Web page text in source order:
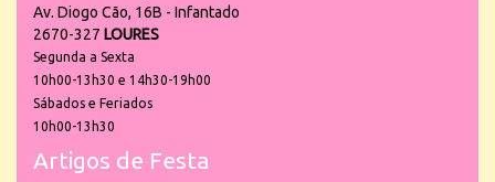
Av. Diogo Cão, 16B - Infantado
2670-327 LOURES
Segunda a Sexta
10h00-13h30 e 14h30-19h00
Sábados e Feriados
10h00-13h30
Artigos de Festa